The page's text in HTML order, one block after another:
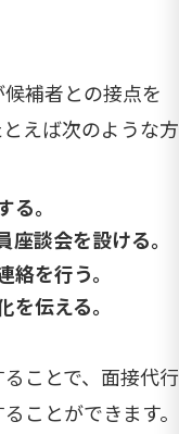
補者との接点を
えば次のような方
。
談会を設ける。
を行う。
伝える。
ことで、面接代行
ことができます。